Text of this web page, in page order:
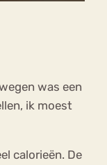
was een
ik moest
calorieën. De